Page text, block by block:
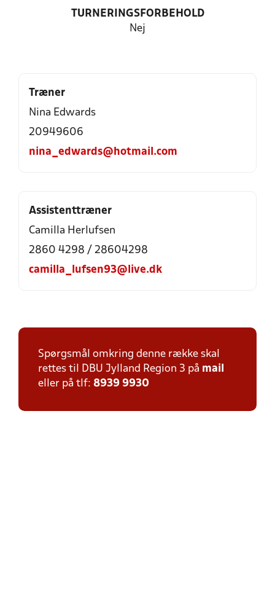
TURNERINGSFORBEHOLD
Nej
Træner
Nina Edwards
20949606
nina_edwards@hotmail.com
Assistenttræner
Camilla Herlufsen
2860 4298 / 28604298
camilla_lufsen93@live.dk
Spørgsmål omkring denne række skal
rettes til DBU Jylland Region 3 på mail
eller på tlf: 8939 9930